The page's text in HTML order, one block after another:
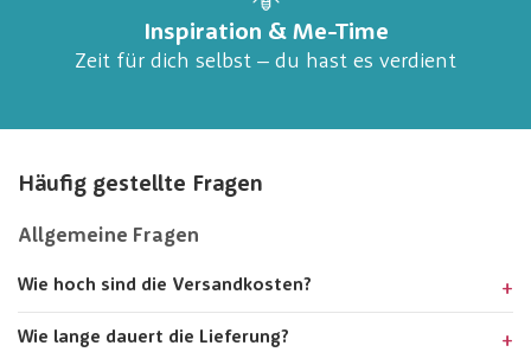
Inspiration & Me-Time
Zeit für dich selbst – du hast es verdient
Häufig gestellte Fragen
Allgemeine Fragen
Wie hoch sind die Versandkosten?
Wie lange dauert die Lieferung?